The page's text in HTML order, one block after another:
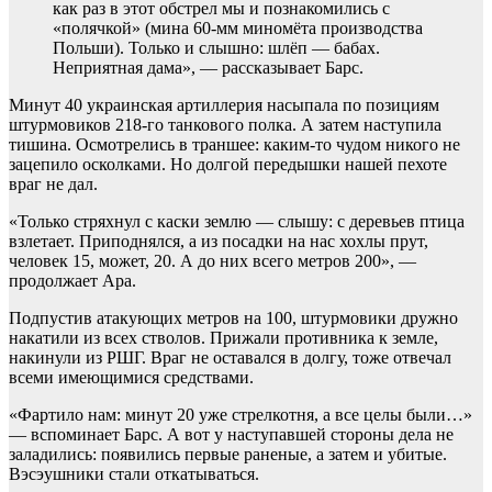
как раз в этот обстрел мы и познакомились с
«полячкой» (мина 60-мм миномёта производства
Польши). Только и слышно: шлёп — бабах.
Неприятная дама», — рассказывает Барс.
Минут 40 украинская артиллерия насыпала по позициям
штурмовиков 218-го танкового полка. А затем наступила
тишина. Осмотрелись в траншее: каким-то чудом никого не
зацепило осколками. Но долгой передышки нашей пехоте
враг не дал.
«Только стряхнул с каски землю — слышу: с деревьев птица
взлетает. Приподнялся, а из посадки на нас хохлы прут,
человек 15, может, 20. А до них всего метров 200», —
продолжает Ара.
Подпустив атакующих метров на 100, штурмовики дружно
накатили из всех стволов. Прижали противника к земле,
накинули из РШГ. Враг не оставался в долгу, тоже отвечал
всеми имеющимися средствами.
«Фартило нам: минут 20 уже стрелкотня, а все целы были…»
— вспоминает Барс. А вот у наступавшей стороны дела не
заладились: появились первые раненые, а затем и убитые.
Вэсэушники стали откатываться.